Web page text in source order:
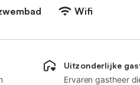
Wifi
Uitzonderlijke
Ervaren gastheer